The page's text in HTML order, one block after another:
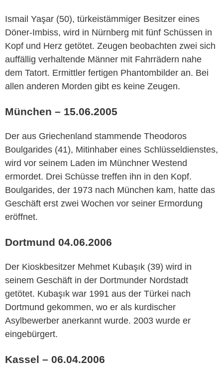
Ismail Yaşar (50), türkeistämmiger Besitzer eines
Döner-Imbiss, wird in Nürnberg mit fünf Schüssen in
Kopf und Herz getötet. Zeugen beobachten zwei sich
auffällig verhaltende Männer mit Fahrrädern nahe
dem Tatort. Ermittler fertigen Phantombilder an. Bei
allen anderen Morden gibt es keine Zeugen.
München – 15.06.2005
Der aus Griechenland stammende Theodoros
Boulgarides (41), Mitinhaber eines Schlüsseldienstes,
wird vor seinem Laden im Münchner Westend
ermordet. Drei Schüsse treffen ihn in den Kopf.
Boulgarides, der 1973 nach München kam, hatte das
Geschäft erst zwei Wochen vor seiner Ermordung
eröffnet.
Dortmund 04.06.2006
Der Kioskbesitzer Mehmet Kubaşık (39) wird in
seinem Geschäft in der Dortmunder Nordstadt
getötet. Kubaşık war 1991 aus der Türkei nach
Dortmund gekommen, wo er als kurdischer
Asylbewerber anerkannt wurde. 2003 wurde er
eingebürgert.
Kassel – 06.04.2006